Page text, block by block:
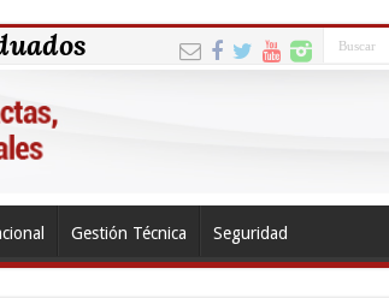
Gestión Técnica Seguridad